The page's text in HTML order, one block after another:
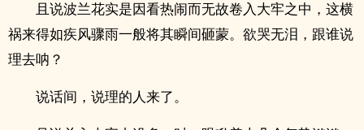
且说波兰花实是因看热闹而无故卷入大牢之中，这横
祸来得如疾风骤雨一般将其瞬间砸蒙。欲哭无泪，跟谁说
理去呐？
说话间，说理的人来了。